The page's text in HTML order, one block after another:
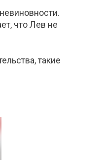
что Лев не
такие